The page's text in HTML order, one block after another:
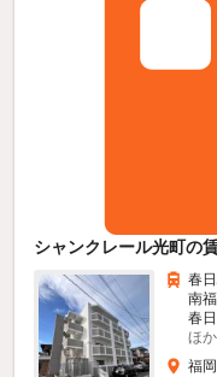
シャンクレール光町の
春
南
春
ほ
福